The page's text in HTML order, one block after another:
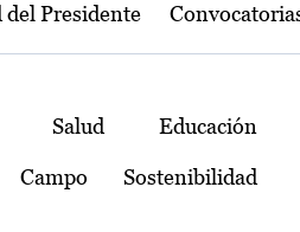
del Presidente
Salud Educación
Campo Sostenibilidad